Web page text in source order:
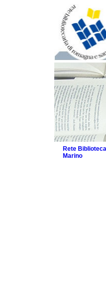
Rete
Marino